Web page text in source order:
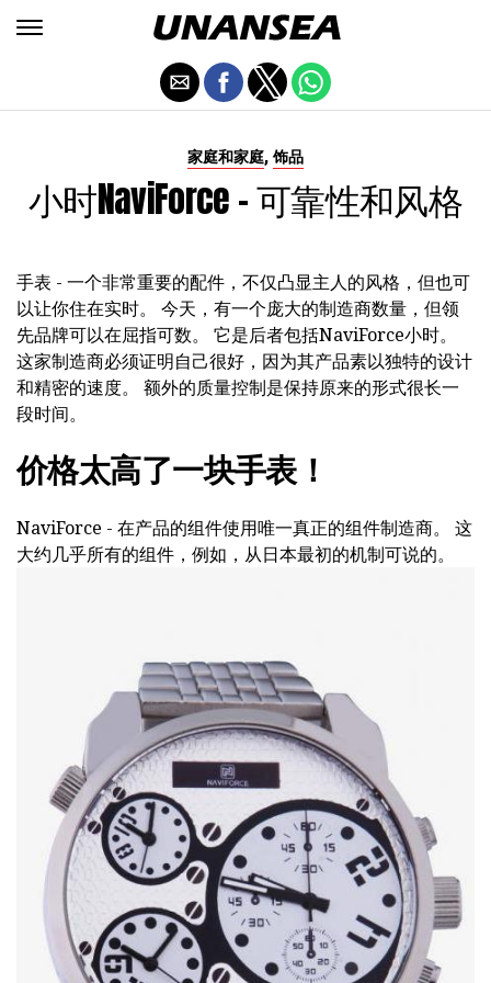
家庭和家庭, 饰品
小时NaviForce - 可靠性和风格
手表 - 一个非常重要的配件，不仅凸显主人的风格，但也可
以让你住在实时。 今天，有一个庞大的制造商数量，但领
先品牌可以在屈指可数。 它是后者包括NaviForce小时。
这家制造商必须证明自己很好，因为其产品素以独特的设计
和精密的速度。 额外的质量控制是保持原来的形式很长一
段时间。
价格太高了一块手表！
NaviForce - 在产品的组件使用唯一真正的组件制造商。 这
大约几乎所有的组件，例如，从日本最初的机制可说的。